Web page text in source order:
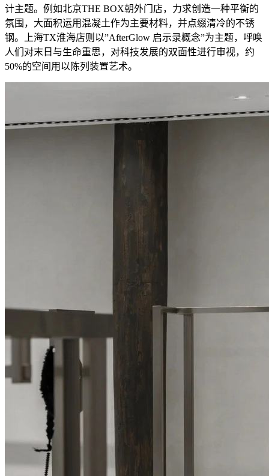
计主题。例如北京THE BOX朝外门店，力求创造一种平衡的
氛围，大面积运用混凝土作为主要材料，并点缀清冷的不锈
钢。上海TX淮海店则以”AfterGlow 启示录概念”为主题，呼唤
人们对末日与生命重思，对科技发展的双面性进行审视，约
50%的空间用以陈列装置艺术。